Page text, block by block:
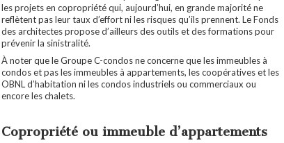
les projets en copropriété qui, aujourd’hui, en grande majorité ne
reflètent pas leur taux d’effort ni les risques qu’ils prennent. Le Fonds
des architectes propose d’ailleurs des outils et des formations pour
prévenir la sinistralité.
À noter que le Groupe C-condos ne concerne que les immeubles à
condos et pas les immeubles à appartements, les coopératives et les
OBNL d’habitation ni les condos industriels ou commerciaux ou
encore les chalets.
Copropriété ou immeuble d’appartements